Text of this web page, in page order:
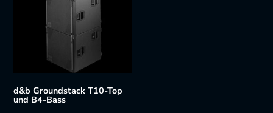
d&b Groundstack T10-Top
und B4-Bass